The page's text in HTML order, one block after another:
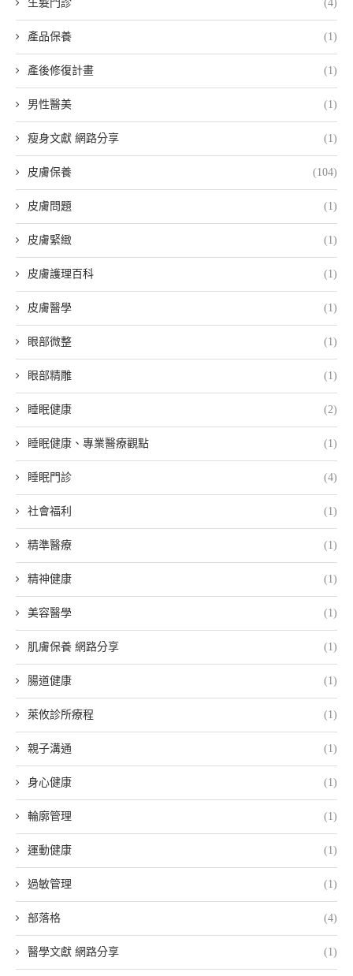
生髮門診 (4)
產品保養 (1)
產後修復計畫 (1)
男性醫美 (1)
瘦身文獻 網路分享 (1)
皮膚保養 (104)
皮膚問題 (1)
皮膚緊緻 (1)
皮膚護理百科 (1)
皮膚醫學 (1)
眼部微整 (1)
眼部精雕 (1)
睡眠健康 (2)
睡眠健康、專業醫療觀點 (1)
睡眠門診 (4)
社會福利 (1)
精準醫療 (1)
精神健康 (1)
美容醫學 (1)
肌膚保養 網路分享 (1)
腸道健康 (1)
萊攸診所療程 (1)
親子溝通 (1)
身心健康 (1)
輪廓管理 (1)
運動健康 (1)
過敏管理 (1)
部落格 (4)
醫學文獻 網路分享 (1)